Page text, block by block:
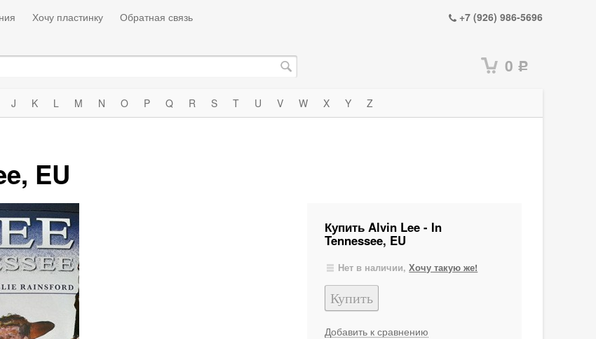
Хочу пластинку Обратная связь +7 (926) 986-5696
0 Р
J K L M N O P Q R S T U V W X Y Z
EU
Купить Alvin Lee - In
Tennessee, EU
Нет в наличии,Хочу такую же!
Добавить к сравнению